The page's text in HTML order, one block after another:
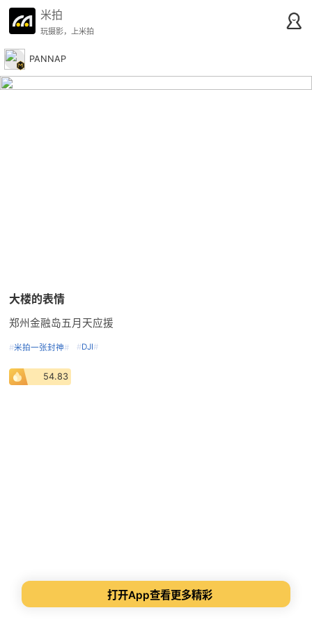
米拍
玩摄影，上米拍
PANNAP
大楼的表情
郑州金融岛五月天应援
#米拍一张封神# #DJI#
54.83
打开App查看更多精彩